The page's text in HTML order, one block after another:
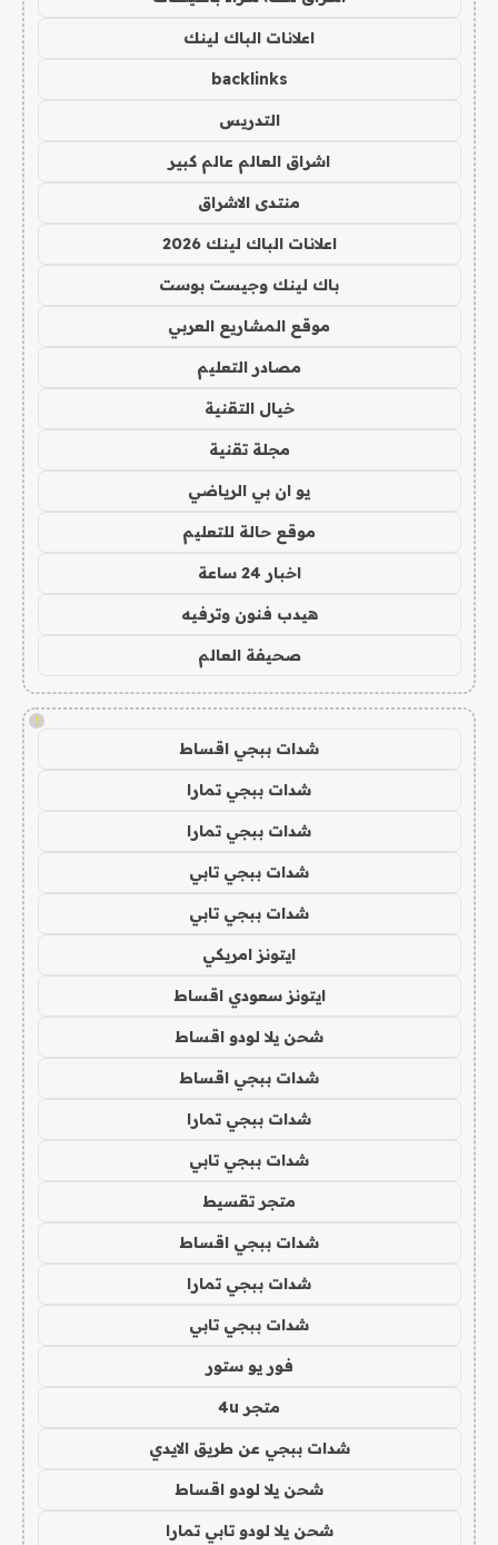
اعلانات الباك لينك
backlinks
التدريس
اشراق العالم عالم كبير
منتدى الاشراق
اعلانات الباك لينك 2026
باك لينك وجيست بوست
موقع المشاريع العربي
مصادر التعليم
خيال التقنية
مجلة تقنية
يو ان بي الرياضي
موقع حالة للتعليم
اخبار 24 ساعة
هيدب فنون وترفيه
صحيفة العالم
!
شدات ببجي اقساط
شدات ببجي تمارا
شدات ببجي تمارا
شدات ببجي تابي
شدات ببجي تابي
ايتونز امريكي
ايتونز سعودي اقساط
شحن يلا لودو اقساط
شدات ببجي اقساط
شدات ببجي تمارا
شدات ببجي تابي
متجر تقسيط
شدات ببجي اقساط
شدات ببجي تمارا
شدات ببجي تابي
فور يو ستور
متجر 4u
شدات ببجي عن طريق الايدي
شحن يلا لودو اقساط
شحن يلا لودو تابي تمارا